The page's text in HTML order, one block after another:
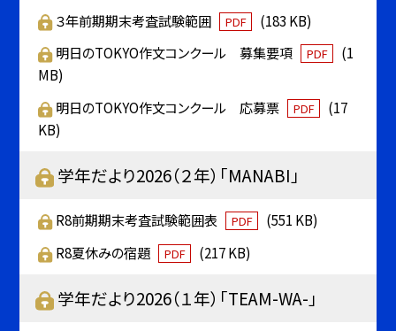
３年前期期末考査試験範囲 PDF
(183 KB)
明日のTOKYO作文コンクール 募集要項
PDF
(1
MB)
明日のTOKYO作文コンクール 応募票
PDF
(17
KB)
学年だより2026（２年）「MANABI」
R8前期期末考査試験範囲表 PDF
(551 KB)
R8夏休みの宿題
PDF (217 KB)
学年だより2026（１年）「TEAM-WA-」